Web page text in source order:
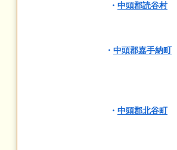
・ 中頭郡読谷村
・ 中頭郡嘉手納町
・ 中頭郡北谷町